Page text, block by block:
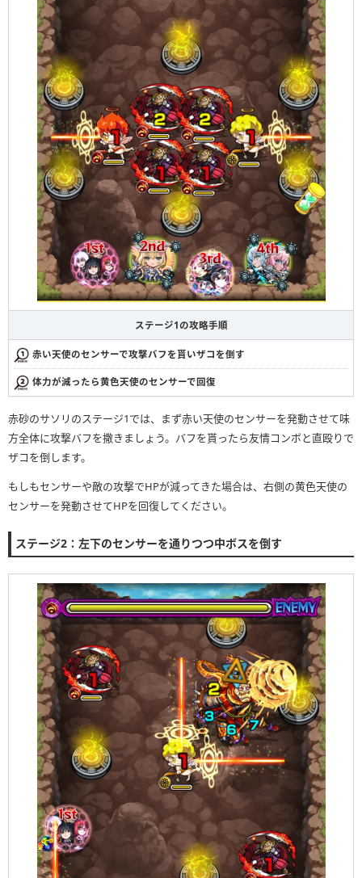
ステージ1の攻略手順
赤い天使のセンサーで攻撃バフを貰いザコを倒す
体力が減ったら黄色天使のセンサーで回復
赤砂のサソリのステージ1では、まず赤い天使のセンサーを発動させて味
方全体に攻撃バフを撒きましょう。バフを貰ったら友情コンボと直殴りで
ザコを倒します。
もしもセンサーや敵の攻撃でHPが減ってきた場合は、右側の黄色天使の
センサーを発動させてHPを回復してください。
ステージ2：左下のセンサーを通りつつ中ボスを倒す